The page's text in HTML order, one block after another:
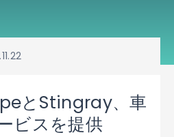
とStingray、車
ビスを提供